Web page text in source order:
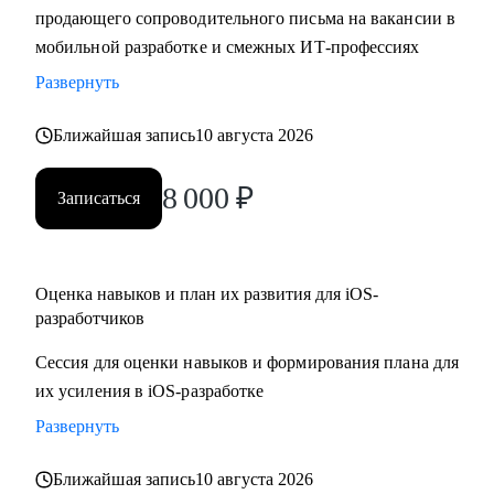
• Составить резюме и сопроводительное письма,
подготовиться к собеседованию и разобрать тестовые
задания
близких к реальным
• Изучить основные инструменты или углубить знания в
мобильной работке под iOS
• Разобраться с разными подходами к разработке
как их применять
Кому могу помочь:
• Juinior и Middle мобильным разработчикам (iOS, Android)
• Любым IT-специалистам, кто хочет перейти на
• IT-лидам, кто недавно стал руководителем, и Project-
продающего сопроводительного письма на вакансии в
мобильной разработке и смежных ИТ-профессиях
Развернуть
Ближайшая запись10 августа 2026
Записаться 8 000 ₽
Оценка навыков и план их развития для iOS-
разработчиков
Сессия для оценки навыков и формирования плана для
их усиления в iOS-разработке
Развернуть
Ближайшая запись10 августа 2026